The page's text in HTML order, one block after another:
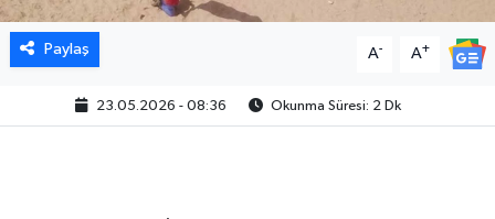
Paylaş A- A+
23.05.2026 - 08:36 Okunma Süresi: 2 Dk